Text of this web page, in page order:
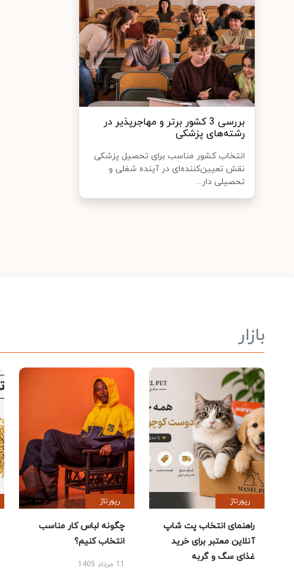
بررسی 3 کشور برتر و مهاجرپذیر در
رشته‌های پزشکی
انتخاب کشور مناسب برای تحصیل پزشکی
نقش تعیین‌کننده‌ای در آینده شغلی و
تحصیلی دار...
بازار
رپورتاژ
راهنمای انتخاب پت شاپ
آنلاین معتبر برای خرید
غذای سگ و گربه
رپورتاژ
چگونه لباس کار مناسب
انتخاب کنیم؟
11 مرداد 1405